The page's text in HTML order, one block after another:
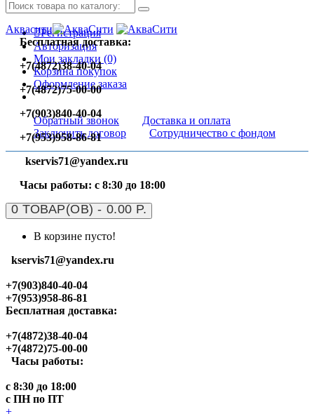
Регистрация
Авторизация
Мои закладки (0)
Корзина покупок
Оформление заказа
Обратный звонок
Доставка и оплата
Заключить договор
Сотрудничество с фондом
Аквасити
Бесплатная доставка:
+7(4872)38-40-04
+7(4872)75-00-00
+7(903)840-40-04
+7(953)958-86-81
kservis71@yandex.ru
Часы работы: с 8:30 до 18:00
0 ТОВАР(ОВ) - 0.00 Р.
В корзине пусто!
kservis71@yandex.ru
+7(903)840-40-04
+7(953)958-86-81
Бесплатная доставка:
+7(4872)38-40-04
+7(4872)75-00-00
Часы работы:
с 8:30 до 18:00
с ПН по ПТ
+